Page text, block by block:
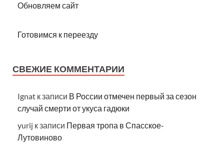
Обновляем сайт
Готовимся к переезду
СВЕЖИЕ КОММЕНТАРИИ
Ignat к записи В России отмечен первый за сезон
случай смерти от укуса гадюки
yurij к записи Первая тропа в Спасское-
Лутовиново